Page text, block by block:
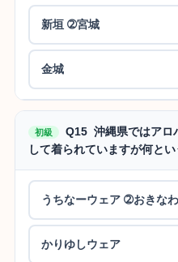
新垣 ➁宮城
金城
初級
Q15 沖縄県ではアロ
して着られていますが何と
うちなーウェア ➁おきな
かりゆしウェア